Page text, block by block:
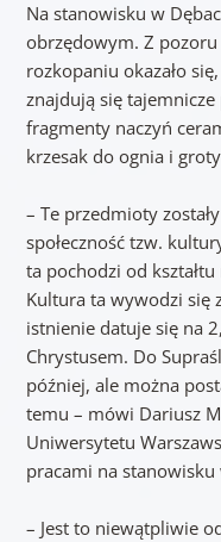
Na stanowisku w
obrzędowym. Z pozoru
rozkopaniu okazało
znajdują się
fragmenty naczyń
krzesak do ognia i groty
– Te przedmioty
społeczność tzw.
ta pochodzi od
Kultura ta wywodzi się
istnienie datuje się na
Chrystusem. Do
później, ale można
temu – mówi Dariusz
Uniwersytetu
pracami na stanowisku
– Jest to niewątpliwie